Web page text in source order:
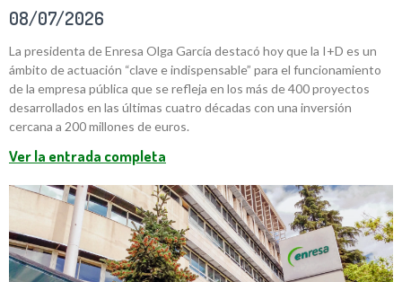
08/07/2026
La presidenta de Enresa Olga García destacó hoy que la I+D es un
ámbito de actuación “clave e indispensable” para el funcionamiento
de la empresa pública que se refleja en los más de 400 proyectos
desarrollados en las últimas cuatro décadas con una inversión
cercana a 200 millones de euros.
Ver la entrada completa